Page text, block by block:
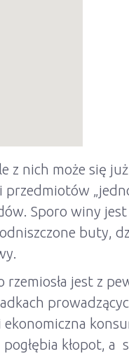
z nich może się
Sporo winy
buty,
jest z
kłopot, a